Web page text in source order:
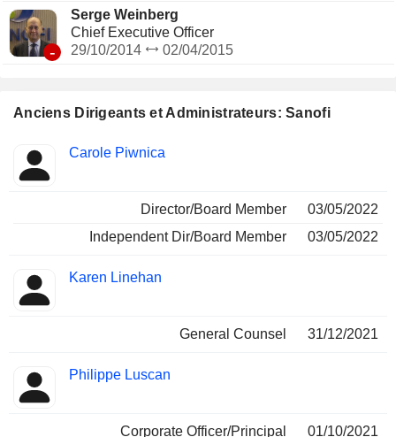
Anciens Dirigeants et Administrateurs: Sanofi
Insider
Fonctions
Carole Piwnica
Director/Board Member
03/05/2022
Independent Dir/Board Member
03/05/2022
Karen Linehan
General Counsel 31/12/2021
Philippe Luscan
Corporate Officer/Principal 01/10/2021
-
Serge Weinberg
Chief Executive Officer
29/10/2014
02/04/2015